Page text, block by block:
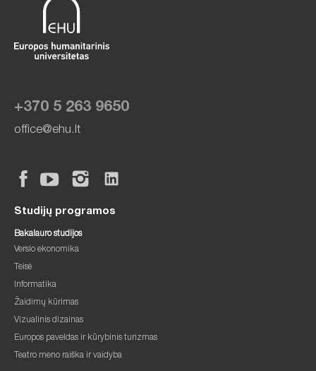
+370 5 263 9650
office@ehu.lt
Studijų programos
Bakalauro studijos
Verslo ekonomika
Teisė
Informatika
Žaidimų kūrimas
Vizualinis dizainas
Europos paveldas ir kūrybinis turizmas
Teatro meno raiška ir vaidyba